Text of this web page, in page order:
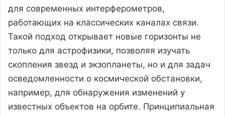
для современных интерферометров,
работающих на классических каналах связи.
Такой подход открывает новые горизонты не
только для астрофизики, позволяя изучать
скопления звезд и экзопланеты, но и для задач
осведомленности о космической обстановки,
например, для обнаружения изменений у
известных объектов на орбите. Принципиальная